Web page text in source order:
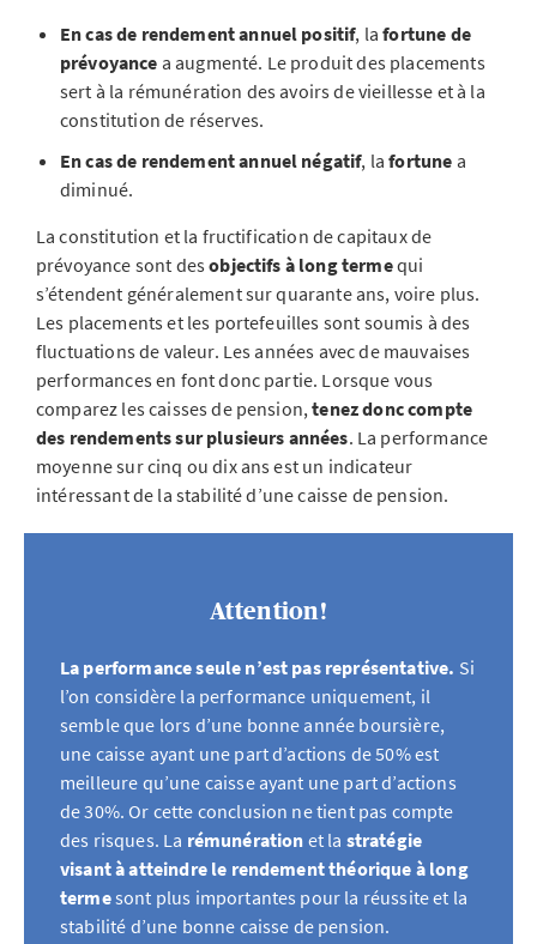
En cas de rendement annuel positif, lafortune de
prévoyance a augmenté. Le produit des placements
sert à la rémunération des avoirs de vieillesse et à la
constitution de réserves.
En cas de rendement annuel négatif, la fortune a
diminué.
La constitution et la fructification de capitaux de
prévoyance sont desobjectifs à long termequi
s’étendent généralement sur quarante ans, voire plus.
Les placements et les portefeuilles sont soumis à des
fluctuations de valeur. Les années avec de mauvaises
performances en font donc partie. Lorsque vous
comparez les caisses de pension,tenez donc compte
des rendements sur plusieurs années. La performance
moyenne sur cinq ou dix ans est un indicateur
intéressant de la stabilité d’une caisse de pension.
Attention!
La performance seule n’est pas représentative. Si
l’on considère la performance uniquement, il
semble que lors d’une bonne année boursière,
une caisse ayant une part d’actions de 50% est
meilleure qu’une caisse ayant une part d’actions
de 30%. Or cette conclusion ne tient pas compte
des risques. La rémunération et la stratégie
visant à atteindre le rendement théorique à long
termesont plus importantes pour la réussite et la
stabilité d’une bonne caisse de pension.